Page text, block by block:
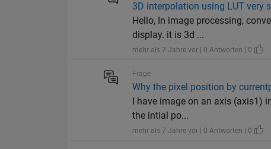
3D interpolation using LUT very
Hello, In image processing,
display. it is 3d ...
mehr als 7 Jahre vor | 0 Antworten | 0
Frage
Why the pixel position by
I have image on an axis
the intial po...
mehr als 7 Jahre vor | 0 Antworten | 0